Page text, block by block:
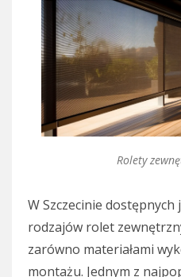
Rolety
W Szczecinie
rodzajów rolet
zarówno materiałami
montażu. Jednym z